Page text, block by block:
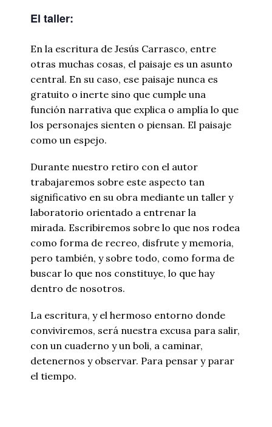
El taller:
En la escritura de Jesús Carrasco, entre
otras muchas cosas, el paisaje es un asunto
central. En su caso, ese paisaje nunca es
gratuito o inerte sino que cumple una
función narrativa que explica o amplía lo que
los personajes sienten o piensan. El paisaje
como un espejo.
Durante nuestro retiro con el autor
trabajaremos sobre este aspecto tan
significativo en su obra mediante un taller y
laboratorio orientado a entrenar la
mirada. Escribiremos sobre lo que nos rodea
como forma de recreo, disfrute y memoria,
pero también, y sobre todo, como forma de
buscar lo que nos constituye, lo que hay
dentro de nosotros.
La escritura, y el hermoso entorno donde
conviviremos, será nuestra excusa para salir,
con un cuaderno y un boli, a caminar,
detenernos y observar. Para pensar y parar
el tiempo.